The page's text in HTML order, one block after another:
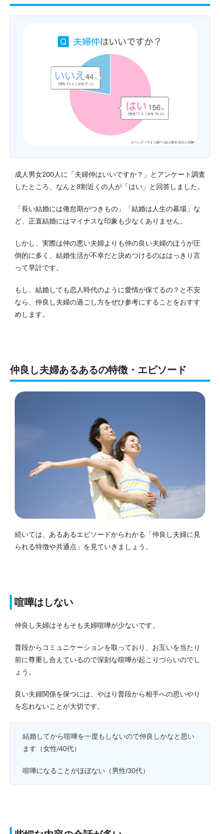
成人男女200人に「夫婦仲はいいですか？」とアンケート調査
したところ、なんと8割近くの人が「はい」と回答しました。
「長い結婚には倦怠期がつきもの」「結婚は人生の墓場」な
ど、正直結婚にはマイナスな印象も少なくありません。
しかし、実際は仲の悪い夫婦よりも仲の良い夫婦のほうが圧
倒的に多く、結婚生活が不幸だと決めつけるのははっきり言
って早計です。
もし、結婚しても恋人時代のように愛情が保てるの？と不安
なら、仲良し夫婦の過ごし方をぜひ参考にすることをおすす
めします。
仲良し夫婦あるあるの特徴・エピソード
続いては、あるあるエピソードからわかる「仲良し夫婦に見
られる特徴や共通点」を見ていきましょう。
喧嘩はしない
仲良し夫婦はそもそも夫婦喧嘩が少ないです。
普段からコミュニケーションを取っており、お互いを当たり
前に尊重し合えているので深刻な喧嘩が起こりづらいのでし
ょう。
良い夫婦関係を保つには、やはり普段から相手への思いやり
を忘れないことが大切です。
結婚してから喧嘩を一度もしないので仲良しかなと思い
ます（女性/40代）
喧嘩になることがほぼない（男性/30代）